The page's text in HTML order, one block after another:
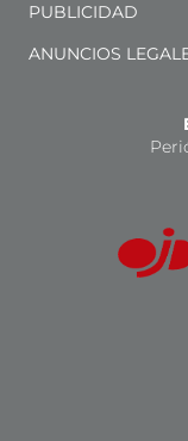
PUBLICIDAD
ANUNCIOS